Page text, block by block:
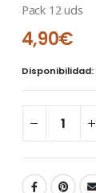
Pack 12 uds
4,90€
Disponibilidad: